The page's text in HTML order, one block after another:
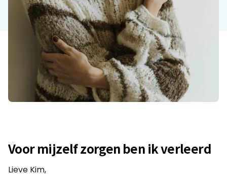
Voor mijzelf zorgen ben ik verleerd
Lieve Kim,